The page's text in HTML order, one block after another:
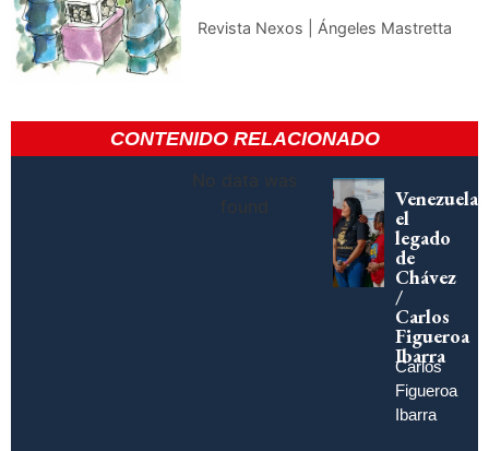
Revista Nexos | Ángeles Mastretta
CONTENIDO RELACIONADO
No data was
found
Venezuela,
el
legado
de
Chávez
/
Carlos
Figueroa
Ibarra
Carlos
Figueroa
Ibarra